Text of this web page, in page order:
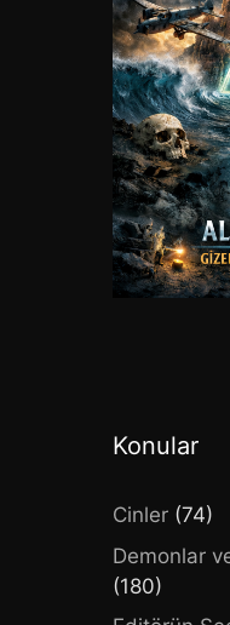
Konular
Cinler (74)
Demonlar
(180)